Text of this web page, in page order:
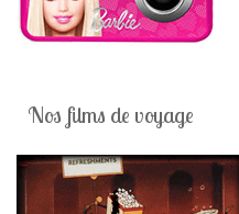
Nos films de voyage